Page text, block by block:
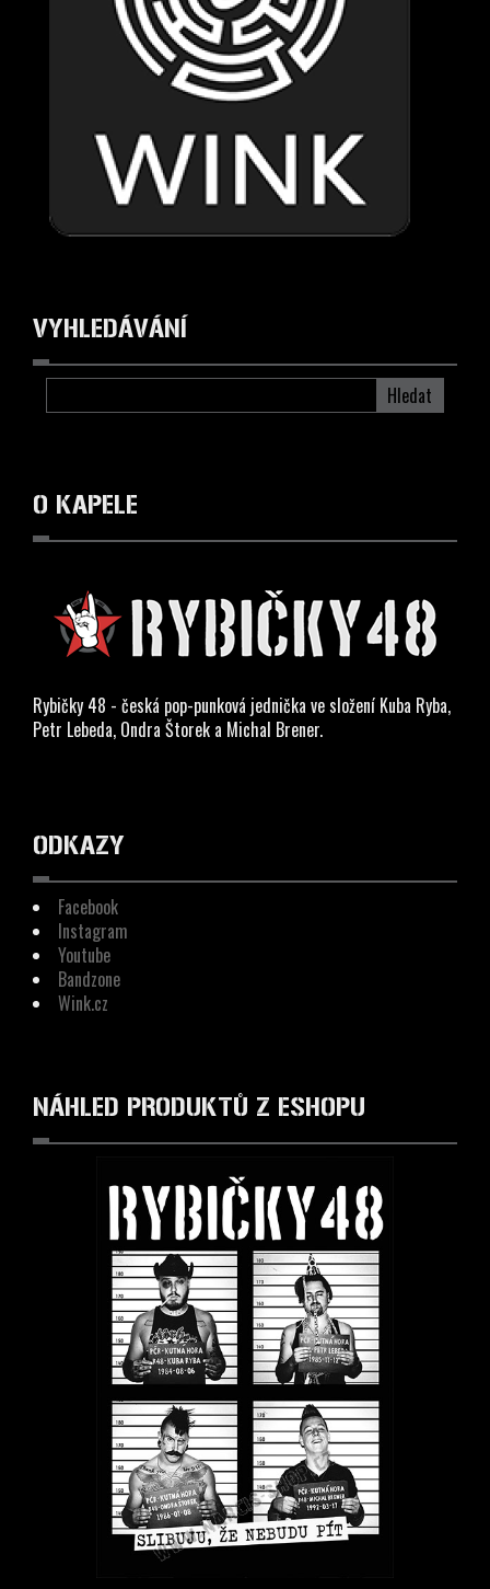
VYHLEDÁVÁNÍ
O KAPELE
Rybičky 48 - česká pop-punková jednička ve složení Kuba Ryba,
Petr Lebeda, Ondra Štorek a Michal Brener.
ODKAZY
Facebook
Instagram
Youtube
Bandzone
Wink.cz
NÁHLED PRODUKTŮ Z ESHOPU